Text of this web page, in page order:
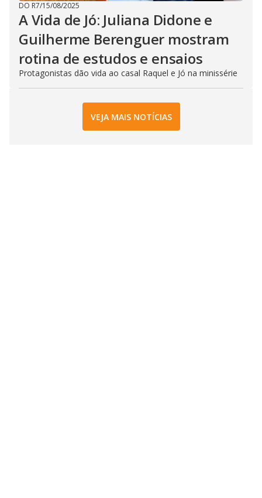
DO R7/15/08/2025
A Vida de Jó: Juliana Didone e
Guilherme Berenguer mostram
rotina de estudos e ensaios
Protagonistas dão vida ao casal Raquel e Jó na minissérie
VEJA MAIS NOTÍCIAS